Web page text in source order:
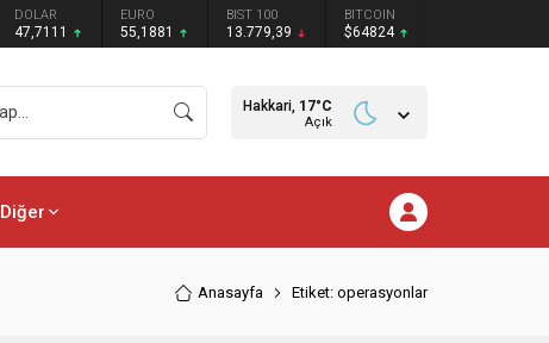
DOLAR
47,7111
EURO
55,1881
BIST 100
13.779,39
BITCOIN
$64824
Hakkari, 17°C
Açık
Diğer
Anasayfa Etiket: operasyonlar